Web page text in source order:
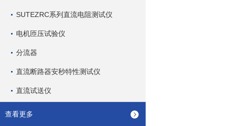
SUTEZRC系列直流电阻测试仪
电机匝压试验仪
分流器
直流断路器安秒特性测试仪
直流试送仪
查看更多